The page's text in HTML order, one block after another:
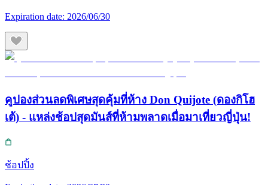
Expiration date: 2026/06/30
คูปองส่วนลดพิเศษสุดคุ้มที่ห้าง Don Quijote (ดองกิโฮ
เต้) - แหล่งช้อปสุดมันส์ที่ห้ามพลาดเมื่อมาเที่ยวญี่ปุ่น!
ช้อปปิ้ง